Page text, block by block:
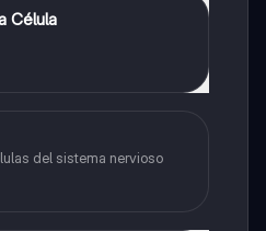
Célula
del sistema nervioso